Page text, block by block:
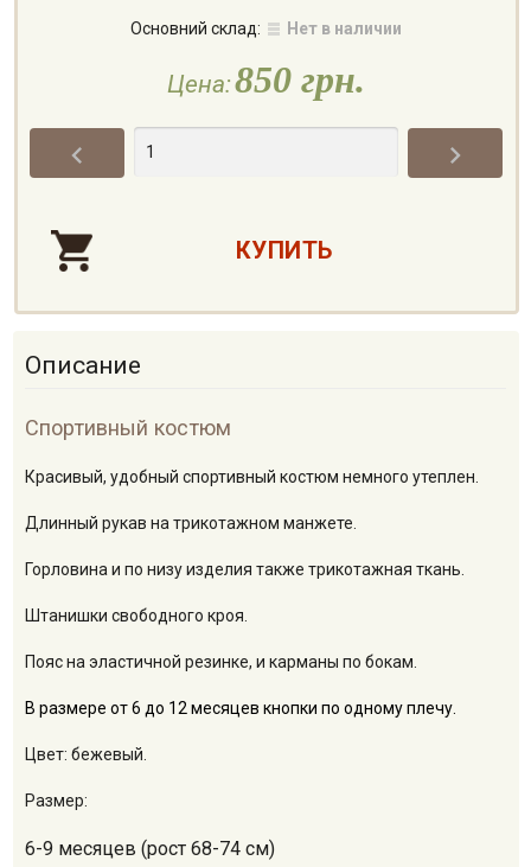
Основний склад: Нет в наличии
Цена:850 грн.
 
Описание
Спортивный костюм
Красивый, удобный спортивный костюм немного утеплен.
Длинный рукав на трикотажном манжете.
Горловина и по низу изделия также трикотажная ткань.
Штанишки свободного кроя.
Пояс на эластичной резинке, и карманы по бокам.
В размере от 6 до 12 месяцев кнопки по одному плечу.
Цвет: бежевый.
Размер:
6-9 месяцев (рост 68-74 см)